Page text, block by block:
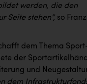
werden, die den
Seite stehen“, so Franz
dem Thema
der
und
dem